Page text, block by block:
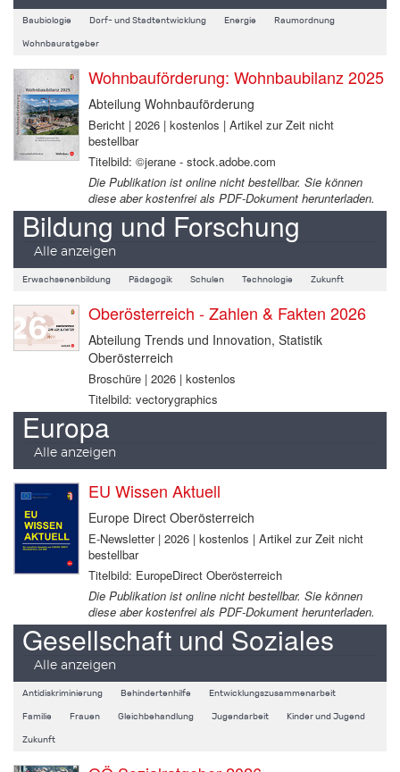
Baubiologie Dorf- und Stadtentwicklung Energie Raumordnung
Wohnbauratgeber
Wohnbauförderung: Wohnbaubilanz 2025
Abteilung Wohnbauförderung
Bericht | 2026 | kostenlos | Artikel zur Zeit nicht
bestellbar
Titelbild: ©jerane - stock.adobe.com
Die Publikation ist online nicht bestellbar. Sie können
diese aber kostenfrei als PDF-Dokument herunterladen.
Bildung und Forschung
Alle anzeigen
Erwachsenenbildung Pädagogik Schulen Technologie Zukunft
Oberösterreich - Zahlen & Fakten 2026
Abteilung Trends und Innovation, Statistik
Oberösterreich
Broschüre | 2026 | kostenlos
Titelbild: vectorygraphics
Europa
Alle anzeigen
EU Wissen Aktuell
Europe Direct Oberösterreich
E-Newsletter | 2026 | kostenlos | Artikel zur Zeit nicht
bestellbar
Titelbild: EuropeDirect Oberösterreich
Die Publikation ist online nicht bestellbar. Sie können
diese aber kostenfrei als PDF-Dokument herunterladen.
Gesellschaft und Soziales
Alle anzeigen
Antidiskriminierung Behindertenhilfe Entwicklungszusammenarbeit
Familie Frauen Gleichbehandlung Jugendarbeit Kinder und Jugend
Zukunft